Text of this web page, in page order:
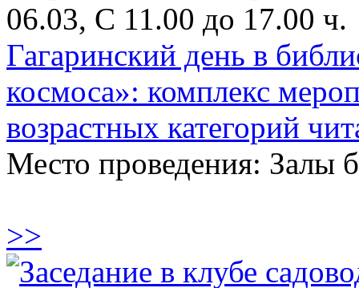
06.03, С 11.00 до 17.00 ч.
Гагаринский день в
космоса»: комплекс
возрастных категорий
Место проведения: Залы
>>